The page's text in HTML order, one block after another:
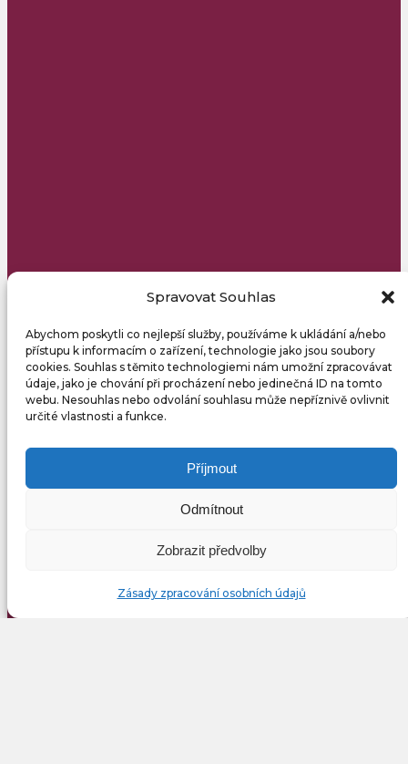
Spravovat Souhlas
Abychom poskytli co nejlepší služby, používáme k ukládání a/nebo
přístupu k informacím o zařízení, technologie jako jsou soubory
cookies. Souhlas s těmito technologiemi nám umožní zpracovávat
údaje, jako je chování při procházení nebo jedinečná ID na tomto
webu. Nesouhlas nebo odvolání souhlasu může nepříznivě ovlivnit
určité vlastnosti a funkce.
Příjmout
Odmítnout
Zobrazit předvolby
Zásady zpracování osobních údajů